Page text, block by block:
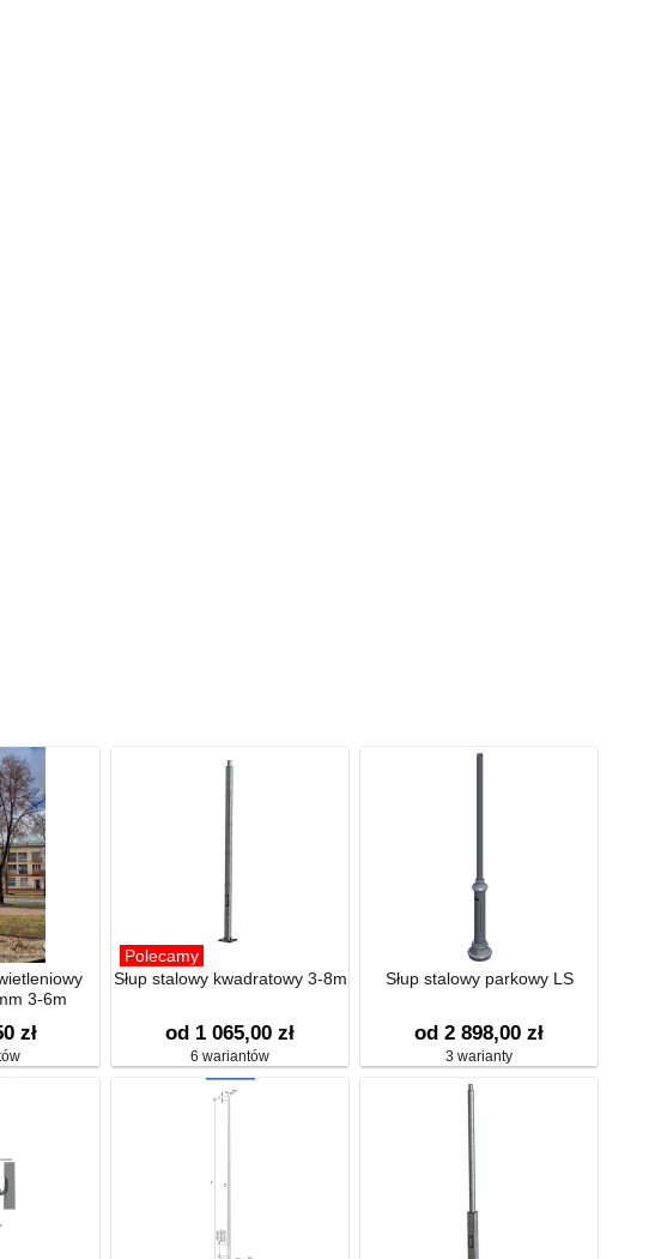
3-6m
zł
Polecamy
Słup stalowy kwadratowy 3-8m
od 1 065,00 zł
6 wariantów
Słup stalowy parkowy LS
od 2 898,00 zł
3 warianty